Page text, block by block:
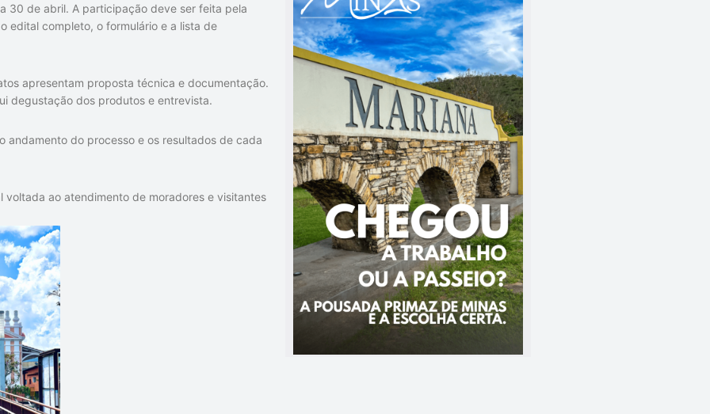
30 de abril. A participação deve ser feita pela
edital completo, o formulário e a lista de
apresentam proposta técnica e documentação.
degustação dos produtos e entrevista.
andamento do processo e os resultados de cada
ao atendimento de moradores e visitantes